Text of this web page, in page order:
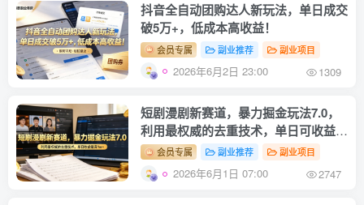
抖音全自动团购达人新玩法，单日成交
破5万+，低成本高收益！
会员专属 副业推荐 副业项目
2026年6月2日 23:00 1309
短剧漫剧新赛道，暴力掘金玩法7.0，
利用最权威的去重技术，单日可收益最
高1w+
会员专属 副业推荐 副业项目
2026年6月1日 07:00 2747